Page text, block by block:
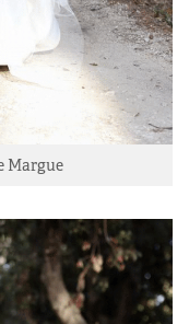
Margue